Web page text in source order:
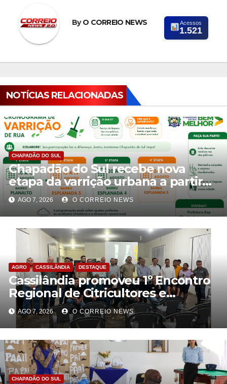
ByO CORREIO NEWS Acessos
1.521
NOTÍCIAS RELACIONADAS
CHAPADÃO DO SUL
Chapadão do Sul recebe nova
etapa da varrição urbana a partir
de 10 de agosto
AGO 7, 2026 O CORREIO NEWS
AGRO CASSILÂNDIA DESTAQUE
Cassilândia promoveu 1º Encontro
Regional de Citricultores e
fortalece o desenvolvimento da
citricultura
AGO 7, 2026 O CORREIO NEWS
CHAPADÃO DO SUL